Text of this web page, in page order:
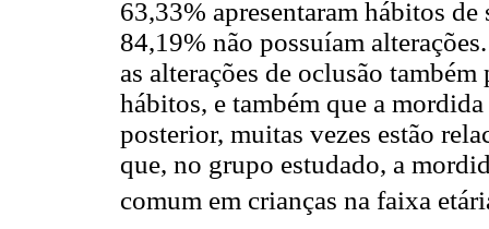
63,33% apresentaram hábitos
84,19% não possuíam
as alterações de oclusão
hábitos, e também que a
posterior, muitas vezes estão
que, no grupo estudado, a
comum em crianças na faixa